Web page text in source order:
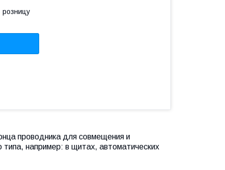
розницу
проводника для совмещения и
типа, например: в щитах, автоматических